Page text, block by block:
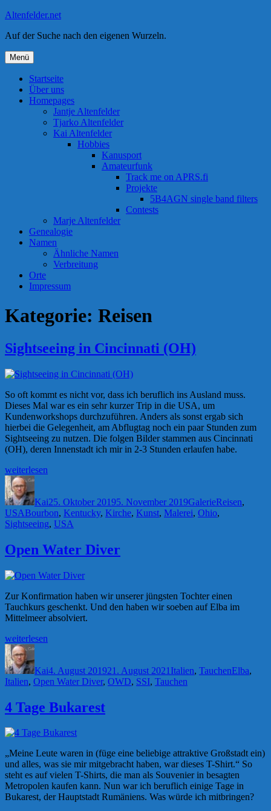
Zum
springen
Altenfelder.net
Auf der Suche nach den eigenen Wurzeln.
Menü
Startseite
Über uns
Homepages
Jantje Altenfelder
Tjarko Altenfelder
Kai Altenfelder
Hobbies
Kanusport
Amateurfunk
Track me on APRS.fi
Projekte
5B4AGN single band filters
Contests
Marje Altenfelder
Genealogie
Namen
Ähnliche Namen
Verbreitung
Orte
Impressum
Kategorie: Reisen
Sightseeing in Cincinnati (OH)
So oft kommt es nicht vor, dass ich beruflich ins Ausland muss.
Dieses Mal war es ein sehr kurzer Trip in die USA, um
Kundenworkshops durchzuführen. Anders als sonst ergab sich
hierbei die Gelegenheit, am Abflugtag noch ein paar Stunden zum
Sightseeing zu nutzen. Die folgen Bilder stammen aus Cincinnati
(OH), deren Innenstadt ich mir in 2-3 Stunden erlaufen habe.
„Sightseeing
in
Cincinnati
(OH)“
weiterlesen
Autor
Kai25. Oktober 20195. November 2019GalerieReisen,
USASchlagwörter
Bourbon, Kentucky, Kirche, Kunst, Malerei, Ohio,
Sightseeing, USA
Open Water Diver
Zur Konfirmation haben wir unserer jüngsten Tochter einen
Tauchkurs geschenkt. Und den haben wir soeben auf Elba im
Mittelmeer absolviert.
„Open
Water
Diver“
weiterlesen
Autor
Kai4. August 201921. August 2021 Italien, TauchenElba,
Italien, Open Water Diver, OWD, SSI, Tauchen
4 Tage Bukarest
„Meine Leute waren in (füge eine beliebige attraktive Großstadt ein)
und alles, was sie mir mitgebracht haben, war dieses T-Shirt.“ So
steht es auf vielen T-Shirts, die man als Souvenier in besagten
Metropolen kaufen kann. Nun war ich beruflich einige Tage in
Bukarest, der Hauptstadt Rumäniens. Was würde ich mitbringen?